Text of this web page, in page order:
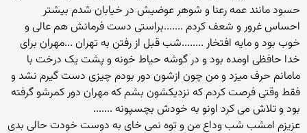
حسود مانند عمه رعنا و شوهر عوضیش در خیابان شدم بیشتر
احساس غرور و شعف کردم .......براستی دست فرمانش هم عالی و
خوب بود و مایه افتخار ........شب قبل از رفتن به تهران ...مهران برای
خدا حافظی اومده بود و در گوشه حیاط خونه و پشت یک درخت با
مامانم حرف میزد و من چون ازشون دور بودم چیزی دست گیرم نشد و
فقط وقتی فرصت کردم که نزدیکشون بشم که مهران دور کمرشو گرفته
بود و تلاش می کرد اونو به خودش بچسپونه .......
عزیزم امشب شب وداع من و توه نمی خای به دوست خودت حالی بدی